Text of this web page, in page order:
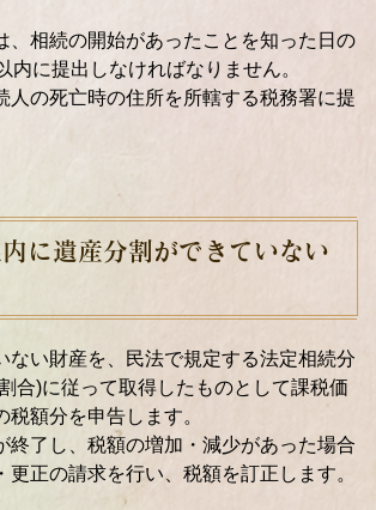
、相続の開始があったことを知った日の
内に提出しなければなりません。
人の死亡時の住所を所轄する税務署に提
に遺産分割ができていない
ない財産を、民法で規定する法定相続分
合)に従って取得したものとして課税価
額分を申告します。
終了し、税額の増加・減少があった場合
更正の請求を行い、税額を訂正します。